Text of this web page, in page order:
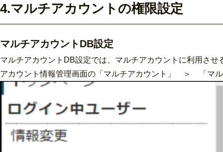
4.マルチアカウントの権限設定
マルチアカウントDB設定
マルチアカウントDB設定では、マルチアカウントに利用させ
アカウント情報管理画面の「マルチアカウント」 ＞ 「マ